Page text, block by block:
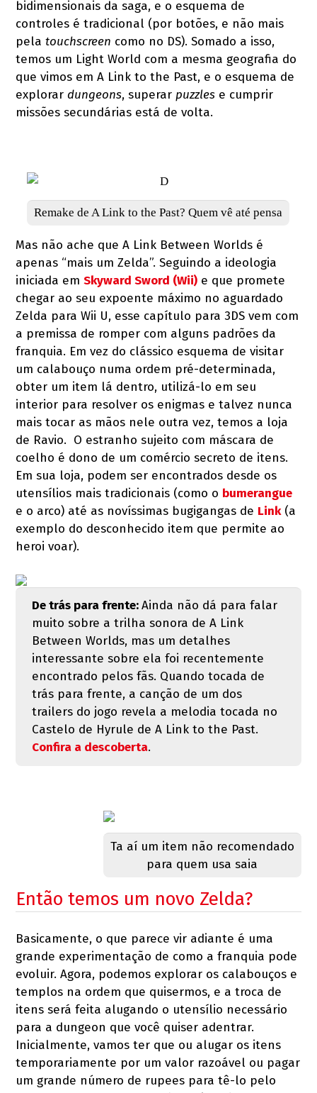
bidimensionais da saga, e o esquema de
controles é tradicional (por botões, e não mais
pelatouchscreen como no DS). Somado a isso,
temos um Light World com a mesma geografia do
que vimos em A Link to the Past, e o esquema de
explorardungeons, superar puzzles e cumprir
missões secundárias está de volta.
D
Remake de A Link to the Past? Quem vê até pensa
Mas não ache que A Link Between Worlds é
apenas “mais um Zelda”. Seguindo a ideologia
iniciada emSkyward Sword (Wii) e que promete
chegar ao seu expoente máximo no aguardado
Zelda para Wii U, esse capítulo para 3DS vem com
a premissa de romper com alguns padrões da
franquia. Em vez do clássico esquema de visitar
um calabouço numa ordem pré-determinada,
obter um item lá dentro, utilizá-lo em seu
interior para resolver os enigmas e talvez nunca
mais tocar as mãos nele outra vez, temos a loja
de Ravio. O estranho sujeito com máscara de
coelho é dono de um comércio secreto de itens.
Em sua loja, podem ser encontrados desde os
utensílios mais tradicionais (como o bumerangue
e o arco) até as novíssimas bugigangas de Link(a
exemplo do desconhecido item que permite ao
heroi voar).
De trás para frente:Ainda não dá para falar
muito sobre a trilha sonora de A Link
Between Worlds, mas um detalhes
interessante sobre ela foi recentemente
encontrado pelos fãs. Quando tocada de
trás para frente, a canção de um dos
trailers do jogo revela a melodia tocada no
Castelo de Hyrule de A Link to the Past.
Confira a descoberta.
Ta aí um item não recomendado
para quem usa saia
Então temos um novo Zelda?
Basicamente, o que parece vir adiante é uma
grande experimentação de como a franquia pode
evoluir. Agora, podemos explorar os calabouços e
templos na ordem que quisermos, e a troca de
itens será feita alugando o utensílio necessário
para a dungeon que você quiser adentrar.
Inicialmente, vamos ter que ou alugar os itens
temporariamente por um valor razoável ou pagar
um grande número de rupees para tê-lo pelo